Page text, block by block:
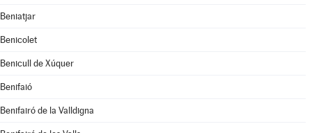
Beniatjar
Benicolet
Benicull de Xúquer
Benifaió
Benifairó de la Valldigna